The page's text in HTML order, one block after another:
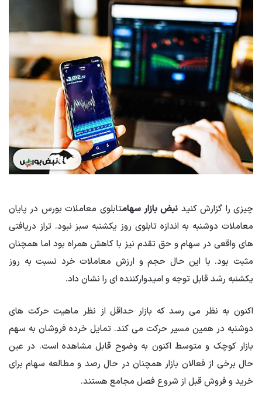
چیزی را گزارش کنید نبض بازار سهامتابلوی معاملات بورس در پایان
معاملات دوشنبه به اندازه تابلوی روز یکشنبه سبز نبود. تراز دریافتی
های واقعی در سهام و حق تقدم نیز با کاهش همراه بود اما همچنان
مثبت بود. با این حال حجم و ارزش معاملات خرد نسبت به روز
یکشنبه رشد قابل توجه و امیدوارکننده ای را نشان داد.
اکنون به نظر می رسد که بازار حداقل از نظر ماهیت حرکت های
دوشنبه در همین مسیر حرکت می کند. تمایل خرده فروشان به سهم
بازار کوچک و متوسط ​​اکنون به وضوح قابل مشاهده است. در عین
حال برخی از فعالان بازار همچنان در حال رصد و مطالعه سهام برای
خرید و فروش قبل از شروع فصل مجامع هستند.